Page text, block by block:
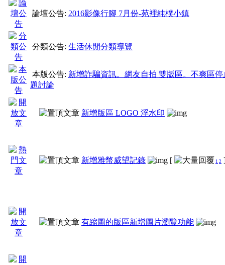
4、轉貼各種型態資訊
論壇公告: 2016影像行腳 7月份-苑裡純樸小鎮
分類公告: 生活休閒分類導覽
本版公告: 新增詐騙資訊。網友自拍 雙版區。不爽區
題討論
新增版區 LOGO 浮水印
新增雅幣威望記錄 [ 1 2
有縮圖的版區新增圖片瀏覽功能